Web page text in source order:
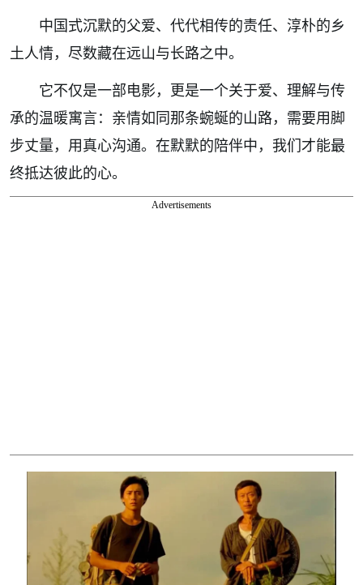
中国式沉默的父爱、代代相传的责任、淳朴的乡
土人情，尽数藏在远山与长路之中。
它不仅是一部电影，更是一个关于爱、理解与传
承的温暖寓言：亲情如同那条蜿蜒的山路，需要用脚
步丈量，用真心沟通。在默默的陪伴中，我们才能最
终抵达彼此的心。
Advertisements